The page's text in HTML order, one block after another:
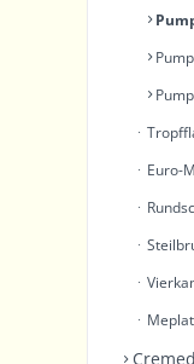
Euro-